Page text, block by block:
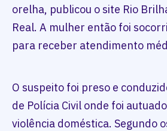
orelha, publicou o site Rio
Real. A mulher então foi
para receber atendimento
O suspeito foi preso e
de Polícia Civil onde foi
violência doméstica. Segundo